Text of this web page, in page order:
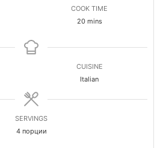
COOK TIME
20minutes
mins
CUISINE
Italian
SERVINGS
4 порции